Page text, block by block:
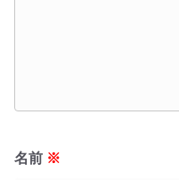
名前 ※